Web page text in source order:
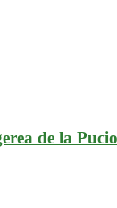
de la